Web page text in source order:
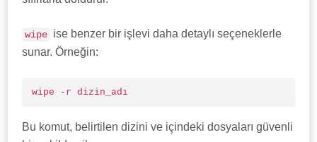
wipe ise benzer bir işlevi daha detaylı seçeneklerle
sunar. Örneğin:
wipe -r dizin_adı
Bu komut, belirtilen dizini ve içindeki dosyaları güvenli